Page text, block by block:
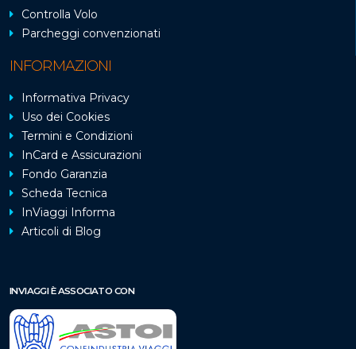
Controlla Volo
Parcheggi convenzionati
INFORMAZIONI
Informativa Privacy
Uso dei Cookies
Termini e Condizioni
InCard e Assicurazioni
Fondo Garanzia
Scheda Tecnica
InViaggi Informa
Articoli di Blog
INVIAGGI È ASSOCIATO CON